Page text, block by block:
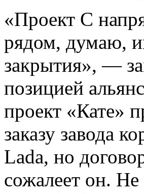
«Проект С
рядом, думаю,
закрытия», —
позицией
проект «Кате»
заказу завода
Lada, но
сожалеет он.